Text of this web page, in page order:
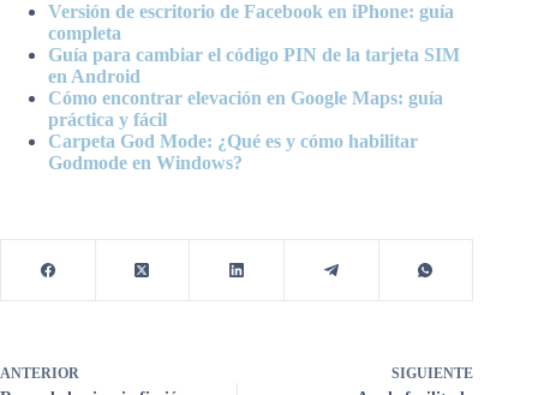
Versión de escritorio de Facebook en iPhone: guía
completa
Guía para cambiar el código PIN de la tarjeta SIM
en Android
Cómo encontrar elevación en Google Maps: guía
práctica y fácil
Carpeta God Mode: ¿Qué es y cómo habilitar
Godmode en Windows?
ANTERIOR SIGUIENTE